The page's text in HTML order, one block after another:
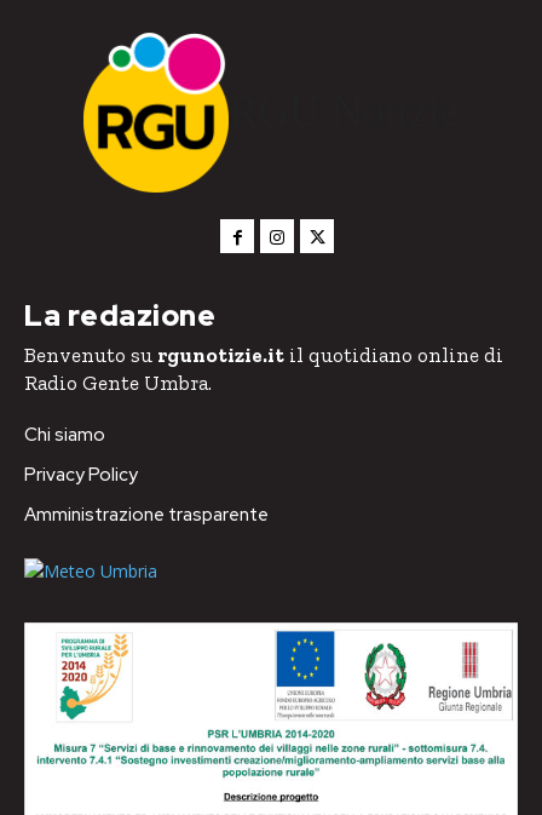
RGU Notizie
La redazione
Benvenuto su rgunotizie.it il quotidiano online di
Radio Gente Umbra.
Chi siamo
Privacy Policy
Amministrazione trasparente